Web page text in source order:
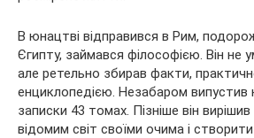
В юнацтві відправився в Рим,
Єгипту, займався філософією. Він не
але ретельно збирав факти,
енциклопедією. Незабаром випустив
записки 43 томах. Пізніше він
відомим світ своїми очима і